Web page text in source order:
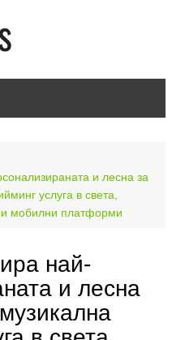
и лесна за
услуга в света,
мобилни платформи
най-
и лесна